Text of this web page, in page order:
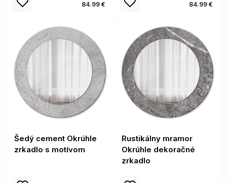
84.99 € 84.99 €
Šedý cement Okrúhle
zrkadlo s motívom
Rustikálny mramor
Okrúhle dekoračné
zrkadlo